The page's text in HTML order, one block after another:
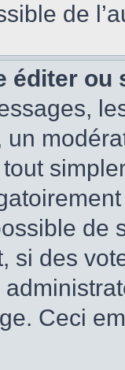
de
éditer ou
un
de
si des
Ceci